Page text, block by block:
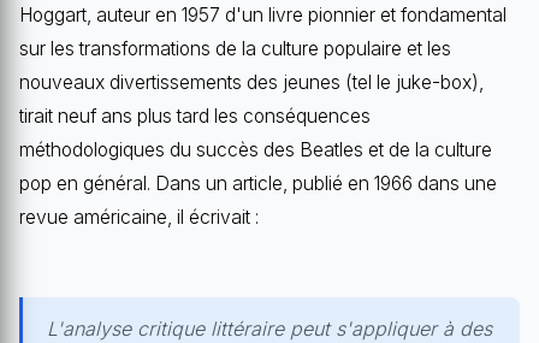
Hoggart, auteur en 1957 d'un livre pionnier et fondamental
sur les transformations de la culture populaire et les
nouveaux divertissements des jeunes (tel le juke-box),
tirait neuf ans plus tard les conséquences
méthodologiques du succès des Beatles et de la culture
pop en général. Dans un article, publié en 1966 dans une
revue américaine, il écrivait :
L'analyse critique littéraire peut s'appliquer à des